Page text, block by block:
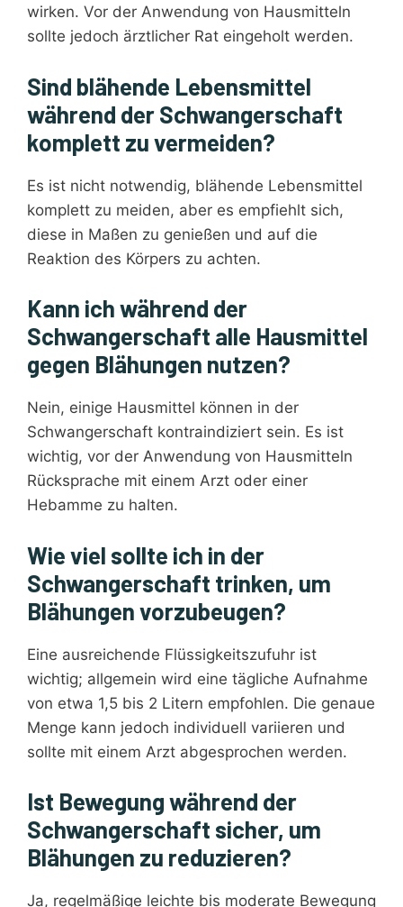
wirken. Vor der Anwendung von Hausmitteln
sollte jedoch ärztlicher Rat eingeholt werden.
Sind blähende Lebensmittel
während der Schwangerschaft
komplett zu vermeiden?
Es ist nicht notwendig, blähende Lebensmittel
komplett zu meiden, aber es empfiehlt sich,
diese in Maßen zu genießen und auf die
Reaktion des Körpers zu achten.
Kann ich während der
Schwangerschaft alle Hausmittel
gegen Blähungen nutzen?
Nein, einige Hausmittel können in der
Schwangerschaft kontraindiziert sein. Es ist
wichtig, vor der Anwendung von Hausmitteln
Rücksprache mit einem Arzt oder einer
Hebamme zu halten.
Wie viel sollte ich in der
Schwangerschaft trinken, um
Blähungen vorzubeugen?
Eine ausreichende Flüssigkeitszufuhr ist
wichtig; allgemein wird eine tägliche Aufnahme
von etwa 1,5 bis 2 Litern empfohlen. Die genaue
Menge kann jedoch individuell variieren und
sollte mit einem Arzt abgesprochen werden.
Ist Bewegung während der
Schwangerschaft sicher, um
Blähungen zu reduzieren?
Ja, regelmäßige leichte bis moderate Bewegung